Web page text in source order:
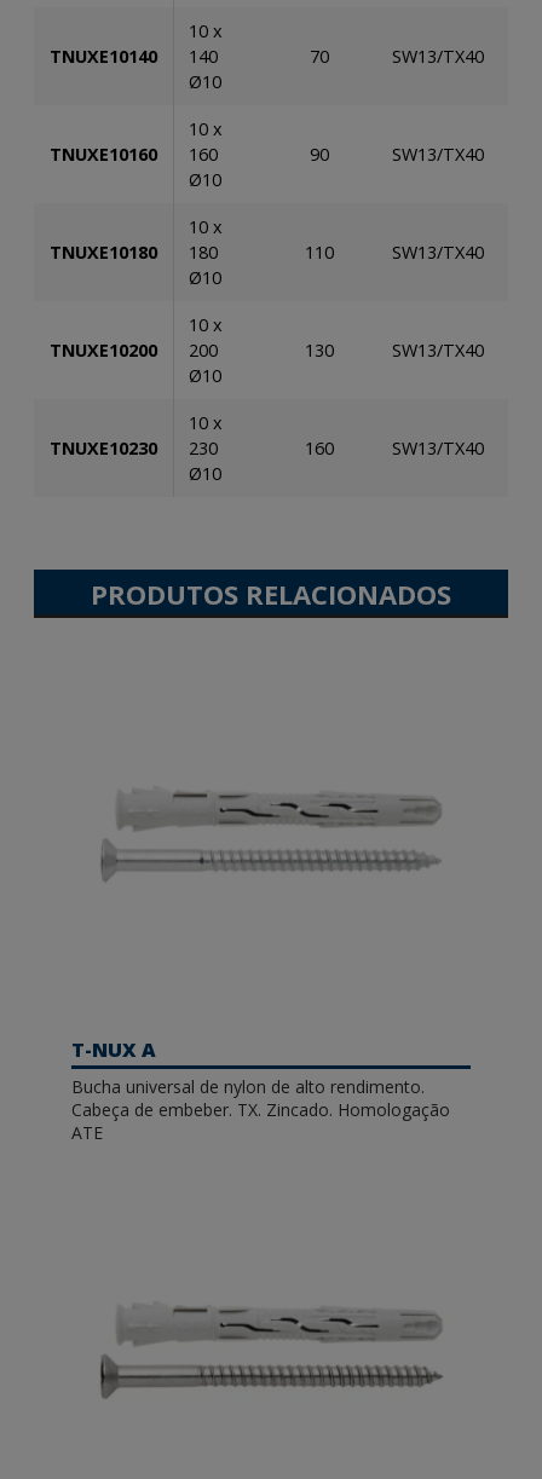
TNUXE10140
10 x
140
Ø10
70 SW13/TX40
TNUXE10160
10 x
160
Ø10
90 SW13/TX40
TNUXE10180
10 x
180
Ø10
110 SW13/TX40
TNUXE10200
10 x
200
Ø10
130 SW13/TX40
TNUXE10230
10 x
230
Ø10
160 SW13/TX40
PRODUTOS RELACIONADOS
T-NUX A
Bucha universal de nylon de alto rendimento.
Cabeça de embeber. TX. Zincado. Homologação
ATE